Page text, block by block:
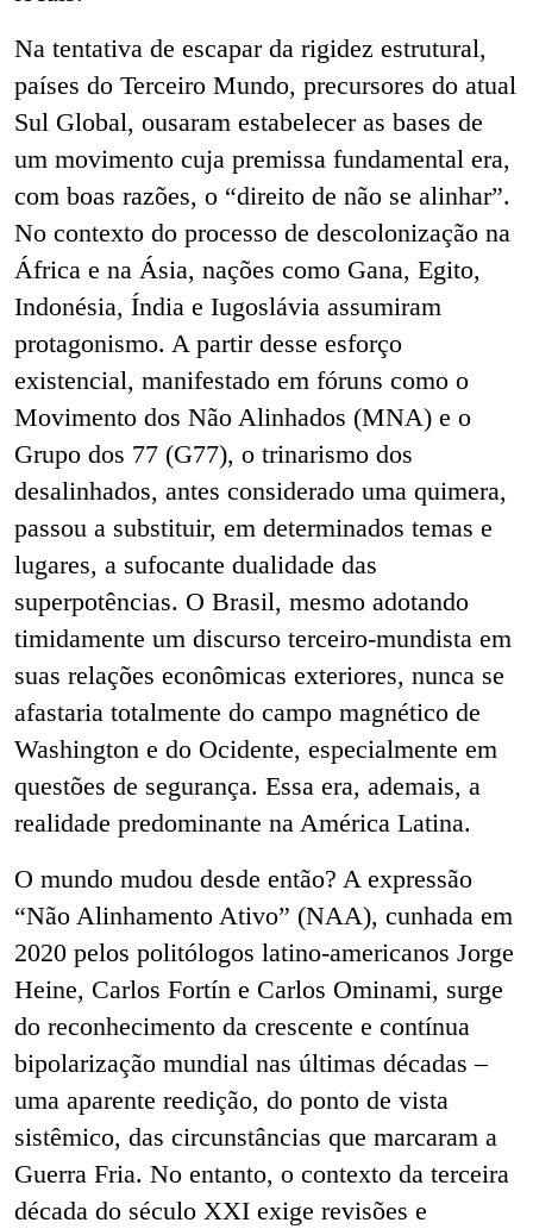
Na tentativa de escapar da rigidez estrutural,
países do Terceiro Mundo, precursores do atual
Sul Global, ousaram estabelecer as bases de
um movimento cuja premissa fundamental era,
com boas razões, o “direito de não se alinhar”.
No contexto do processo de descolonização na
África e na Ásia, nações como Gana, Egito,
Indonésia, Índia e Iugoslávia assumiram
protagonismo. A partir desse esforço
existencial, manifestado em fóruns como o
Movimento dos Não Alinhados (MNA) e o
Grupo dos 77 (G77), o trinarismo dos
desalinhados, antes considerado uma quimera,
passou a substituir, em determinados temas e
lugares, a sufocante dualidade das
superpotências. O Brasil, mesmo adotando
timidamente um discurso terceiro-mundista em
suas relações econômicas exteriores, nunca se
afastaria totalmente do campo magnético de
Washington e do Ocidente, especialmente em
questões de segurança. Essa era, ademais, a
realidade predominante na América Latina.
O mundo mudou desde então? A expressão
“Não Alinhamento Ativo” (NAA), cunhada em
2020 pelos politólogos latino-americanos Jorge
Heine, Carlos Fortín e Carlos Ominami, surge
do reconhecimento da crescente e contínua
bipolarização mundial nas últimas décadas –
uma aparente reedição, do ponto de vista
sistêmico, das circunstâncias que marcaram a
Guerra Fria. No entanto, o contexto da terceira
década do século XXI exige revisões e